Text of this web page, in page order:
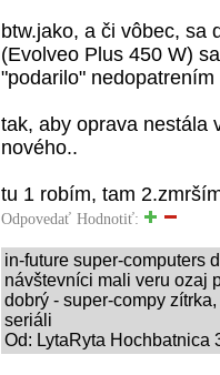
btw.jako, a či vôbec, sa
(Evolveo Plus 450 W)
"podarilo"
tak, aby oprava nestála
nového..
tu 1 robím, tam
Odpovedať Hodnotiť:
in-future super-computers
návštevníci mali veru ozaj
dobrý - super-compy
seriáli
Od: LytaRyta Hochbatnica